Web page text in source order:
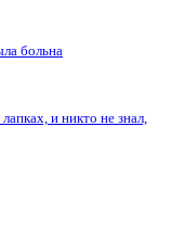
больна
и никто не знал,